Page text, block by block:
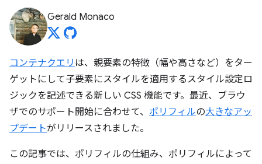
Gerald Monaco
コンテナクエリ は、親要素の特徴（幅や高さなど）をター
ゲットにして子要素にスタイルを適用するスタイル設定ロ
ジックを記述できる新しい CSS 機能です。最近、ブラウ
ザでのサポート開始に合わせて、 ポリフィルの大きなアッ
プデートがリリースされました。
この記事では、ポリフィルの仕組み、ポリフィルによって